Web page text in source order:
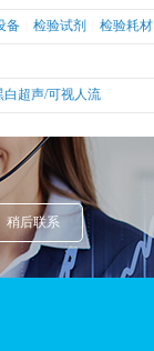
备 检验试剂 检验耗材
白超声/可视人流
稍后联系